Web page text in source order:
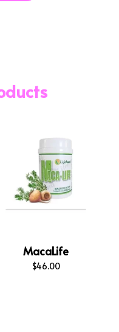
MacaLife
$46.00